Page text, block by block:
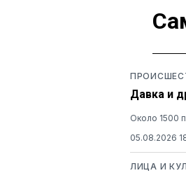
Давка и
Около 1500
05.08.2026
ЛИЦА И